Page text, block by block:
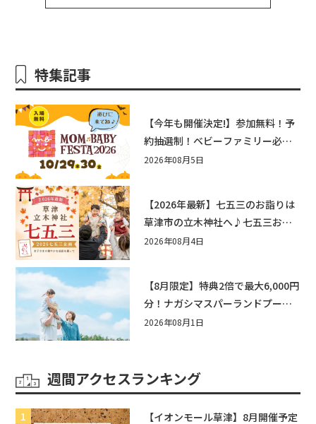
特集記事
【今年も開催決定!】参加無料！予
約抽選制！ベビーファミリー必見
☆入場無料☆10/29(木)30(金)ママ
2026年08月5日
【2026年最新】七五三のお詣りは
草津市の立木神社へ♪七五三お祝
い企画をご紹介！
2026年08月4日
【8月限定】特典2倍で最大6,000円
分！ナガシマスパーランドプール
券や人気パスタ券も当たる☆夏休
2026年08月1日
週間アクセスランキング
【イオンモール草津】8月開催予定